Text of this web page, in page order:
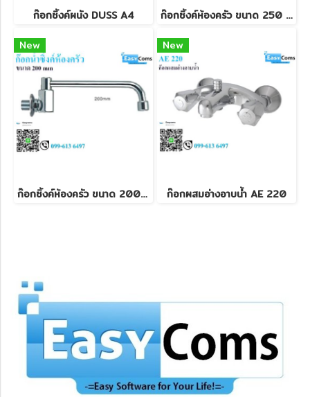
ก๊อกซิ้งค์ผนัง DUSS A4
ก๊อกซิ้งค์ห้องครัว ขนาด 250 mm
New
ก๊อกซิ้งค์ห้องครัว ขนาด 200 mm
New
ก๊อกผสมอ่างอาบน้ำ AE 220